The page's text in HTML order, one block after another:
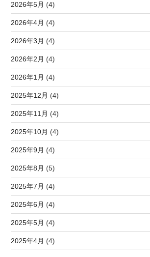
2026年5月 (4)
2026年4月 (4)
2026年3月 (4)
2026年2月 (4)
2026年1月 (4)
2025年12月 (4)
2025年11月 (4)
2025年10月 (4)
2025年9月 (4)
2025年8月 (5)
2025年7月 (4)
2025年6月 (4)
2025年5月 (4)
2025年4月 (4)